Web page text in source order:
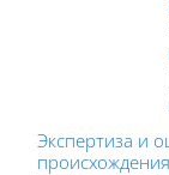
Экспертиза и
происхождения